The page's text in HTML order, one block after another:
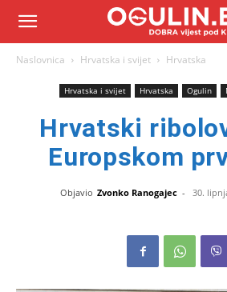
Naslovnica Hrvatska i svijet Hrvatska
Hrvatska i svijet Hrvatska Ogulin
Hrvatski
Europskom
Objavio Zvonko Ranogajec - 30.